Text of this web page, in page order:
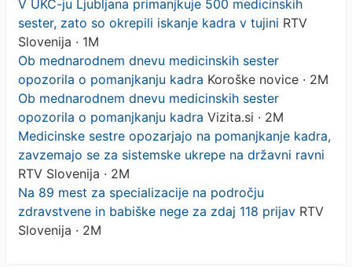
V UKC-ju Ljubljana primanjkuje 500 medicinskih
sester, zato so okrepili iskanje kadra v tujini RTV
Slovenija · 1M
Ob mednarodnem dnevu medicinskih sester
opozorila o pomanjkanju kadra Koroške novice · 2M
Ob mednarodnem dnevu medicinskih sester
opozorila o pomanjkanju kadra Vizita.si · 2M
Medicinske sestre opozarjajo na pomanjkanje kadra,
zavzemajo se za sistemske ukrepe na državni ravni
RTV Slovenija · 2M
Na 89 mest za specializacije na področju
zdravstvene in babiške nege za zdaj 118 prijav RTV
Slovenija · 2M